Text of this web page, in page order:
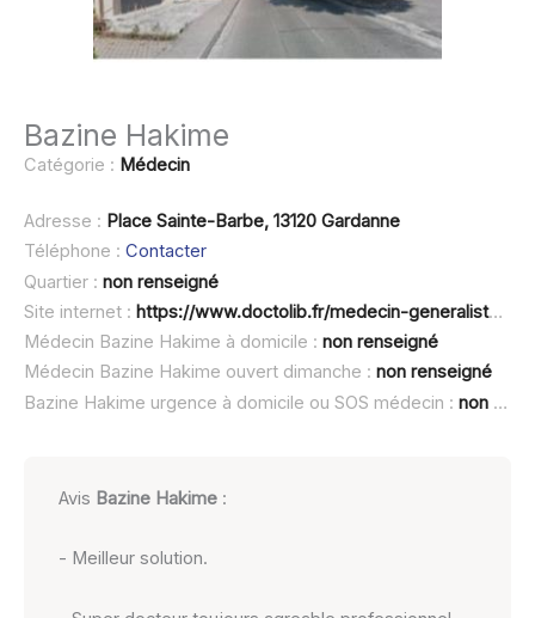
Bazine Hakime
Catégorie : Médecin
Adresse : Place Sainte-Barbe, 13120 Gardanne
Téléphone : Contacter
Quartier : non renseigné
Site internet : https://www.doctolib.fr/medecin-generaliste/gardanne/hakim-bazine
Médecin Bazine Hakime à domicile : non renseigné
Médecin Bazine Hakime ouvert dimanche : non renseigné
Bazine Hakime urgence à domicile ou SOS médecin : non renseigné
Avis Bazine Hakime :
- Meilleur solution.